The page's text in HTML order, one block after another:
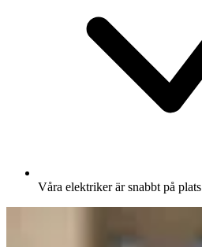
Våra elektriker är snabbt på plats